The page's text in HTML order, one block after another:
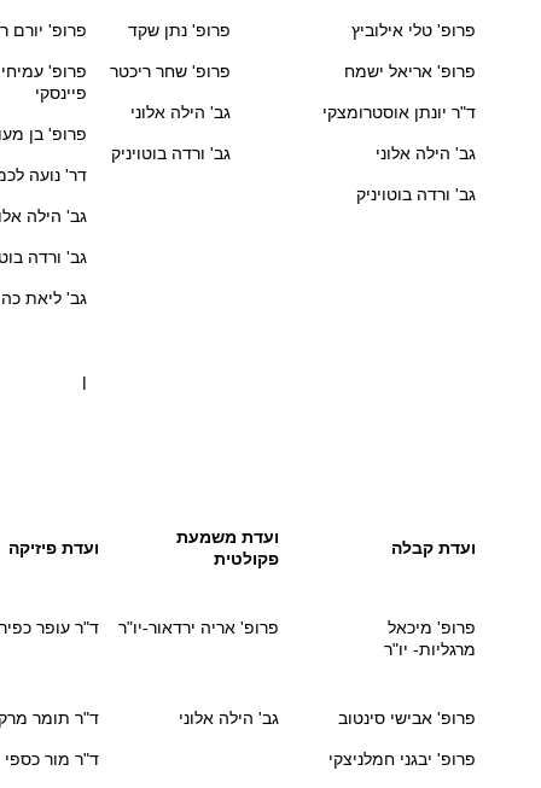
פרופ' טלי אילוביץ
פרופ' אריאל ישמח
ד"ר יונתן אוסטרומצקי
גב' הילה אלוני
גב' ורדה בוטויניק
פרופ' נתן שקד
פרופ' שחר ריכטר
גב' הילה אלוני
גב' ורדה בוטויניק
פרופ' יורם
פרופ' עמיחי
פיינסקי
פרופ' בן
דר' נועה
גב' הילה
גב' ורדה
גב' ליאת
ן
ועדת קבלה
ועדת משמעת
פקולטית
ועדת פיזיקה
פרופ' מיכאל
מרגליות- יו"ר
פרופ' אריה ירדאור-יו"ר ד"ר עופר
פרופ' אבישי סינטוב
פרופ' יבגני חמלניצקי
גב' הילה אלוני ד"ר תומר
ד"ר מור כספי